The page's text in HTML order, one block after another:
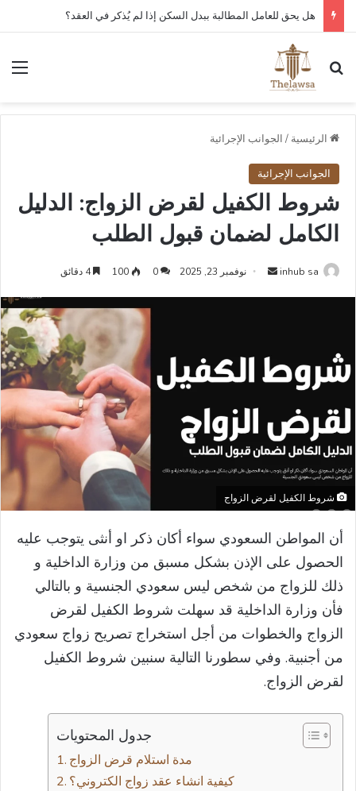
هل يحق للعامل المطالبة ببدل السكن إذا لم يُذكر في العقد؟
بحث عن
الرئيسية / الجوانب الإجرائية
الجوانب الإجرائية
شروط الكفيل لقرض الزواج: الدليل
الكامل لضمان قبول الطلب
inhub sa
أرسل نوفمبر 23, 2025 0
100 4 دقائق
شروط الكفيل لقرض الزواج
​أن المواطن السعودي سواء أكان ذكر او أنثى يتوجب عليه
الحصول على الإذن بشكل مسبق من وزارة الداخلية و
ذلك للزواج من شخص ليس سعودي الجنسية و بالتالي
فأن وزارة الداخلية قد سهلت شروط الكفيل لقرض
الزواج والخطوات من أجل استخراج تصريح زواج سعودي
من أجنبية. وفي سطورنا التالية سنبين شروط الكفيل
لقرض الزواج.
جدول المحتويات
مدة استلام قرض الزواج
كيفية انشاء عقد زواج الكتروني؟